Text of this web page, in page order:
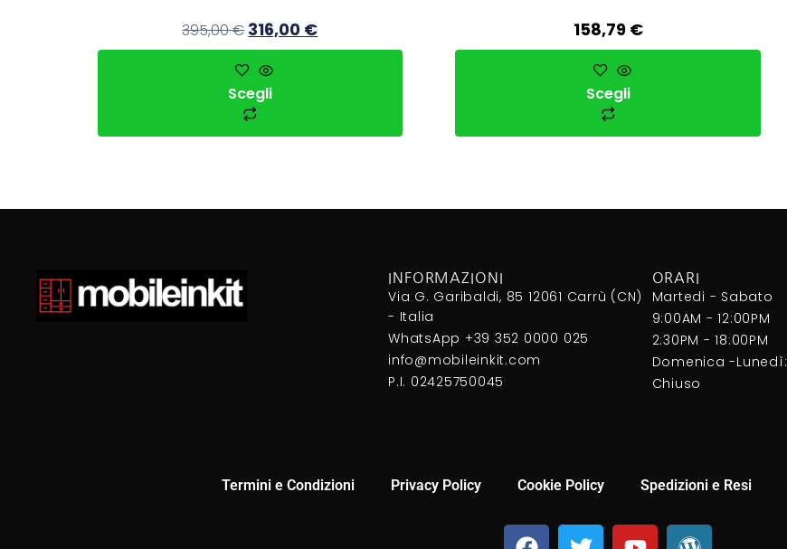
395,00€ 316,00 €
Scegli
158,79 €
Scegli
INFORMAZIONI
Via G. Garibaldi, 85 12061 Carrù (CN)
- Italia
WhatsApp +39 352 0000 025
info@mobileinkit.com
P.I. 02425750045
ORARI
Martedi - Sabato
9:00AM - 12:00PM
2:30PM - 18:00PM
Domenica -Lunedì:
Chiuso
Termini e Condizioni Privacy Policy Cookie Policy Spedizioni e Resi